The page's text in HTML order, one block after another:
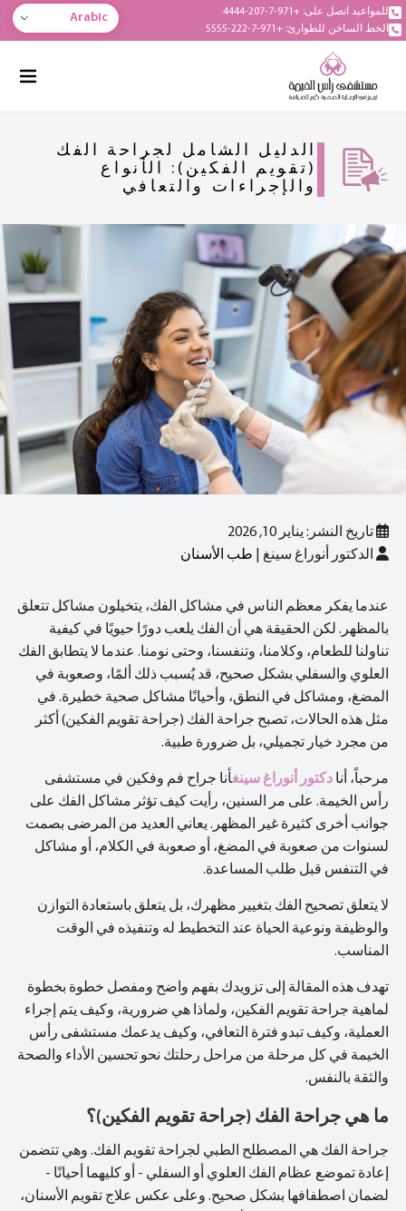
للمواعيد اتصل على: +971-7-207-4444
الخط الساخن للطوارئ: +971-7-222-5555
Arabic
الدليل الشامل لجراحة الفك
(تقويم الفكين): الأنواع
والإجراءات والتعافي
تاريخ النشر: يناير 10, 2026
الدكتور أنوراغ سينغ | طب الأسنان
عندما يفكر معظم الناس في مشاكل الفك، يتخيلون مشاكل تتعلق
بالمظهر. لكن الحقيقة هي أن الفك يلعب دورًا حيويًا في كيفية
تناولنا للطعام، وكلامنا، وتنفسنا، وحتى نومنا. عندما لا يتطابق الفك
العلوي والسفلي بشكل صحيح، قد يُسبب ذلك ألمًا، وصعوبة في
المضغ، ومشاكل في النطق، وأحيانًا مشاكل صحية خطيرة. في
مثل هذه الحالات، تصبح جراحة الفك (جراحة تقويم الفكين) أكثر
من مجرد خيار تجميلي، بل ضرورة طبية.
مرحباً، أنا دكتور أنوراغ سينغأنا جراح فم وفكين في مستشفى
رأس الخيمة. على مر السنين، رأيت كيف تؤثر مشاكل الفك على
جوانب أخرى كثيرة غير المظهر. يعاني العديد من المرضى بصمت
لسنوات من صعوبة في المضغ، أو صعوبة في الكلام، أو مشاكل
في التنفس قبل طلب المساعدة.
لا يتعلق تصحيح الفك بتغيير مظهرك، بل يتعلق باستعادة التوازن
والوظيفة ونوعية الحياة عند التخطيط له وتنفيذه في الوقت
المناسب.
تهدف هذه المقالة إلى تزويدك بفهم واضح ومفصل خطوة بخطوة
لماهية جراحة تقويم الفكين، ولماذا هي ضرورية، وكيف يتم إجراء
العملية، وكيف تبدو فترة التعافي، وكيف يدعمك مستشفى رأس
الخيمة في كل مرحلة من مراحل رحلتك نحو تحسين الأداء والصحة
والثقة بالنفس.
ما هي جراحة الفك (جراحة تقويم الفكين)؟
جراحة الفك هي المصطلح الطبي لجراحة تقويم الفك. وهي تتضمن
إعادة تموضع عظام الفك العلوي أو السفلي - أو كليهما أحيانًا -
لضمان اصطفافها بشكل صحيح. وعلى عكس علاج تقويم الأسنان،